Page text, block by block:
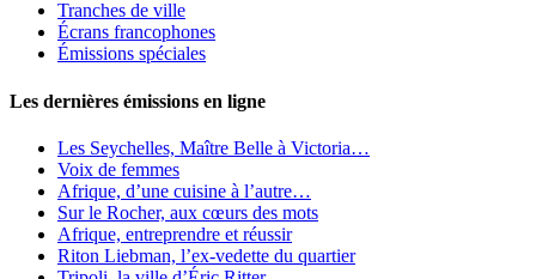
Tranches de ville
Écrans francophones
Émissions spéciales
Les dernières émissions en ligne
Les Seychelles, Maître Belle à Victoria…
Voix de femmes
Afrique, d’une cuisine à l’autre…
Sur le Rocher, aux cœurs des mots
Afrique, entreprendre et réussir
Riton Liebman, l’ex-vedette du quartier